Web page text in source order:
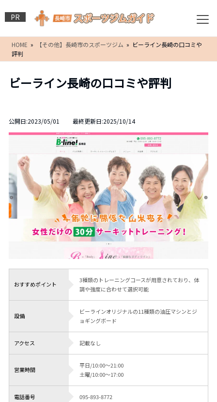
PR
HOME » 【その他】長崎市のスポーツジム » ビーライン長崎の口コミや
評判
ビーライン長崎の口コミや評判
公開日:2023/05/01 最終更新日:2025/10/14
おすすめポイント
3種類のトレーニングコースが用意されており、体
調や強度に合わせて選択可能
設備
ビーラインオリジナルの11種類の油圧マシンとジ
ョギングボード
アクセス 記載なし
営業時間
平日/10:00～21:00
土曜/10:00～17:00
電話番号 095-893-8772